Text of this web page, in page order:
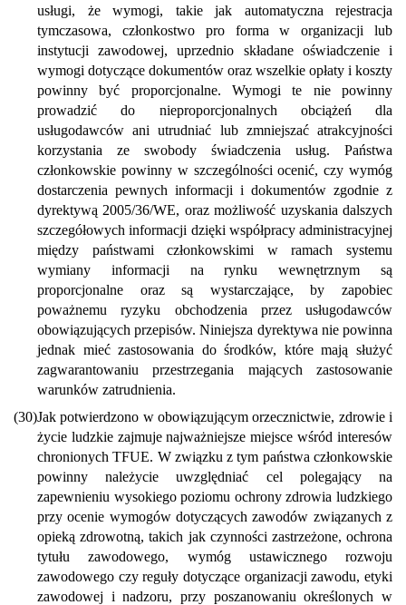
usługi, że wymogi, takie jak automatyczna rejestracja
tymczasowa, członkostwo pro forma w organizacji lub
instytucji zawodowej, uprzednio składane oświadczenie i
wymogi dotyczące dokumentów oraz wszelkie opłaty i koszty
powinny być proporcjonalne. Wymogi te nie powinny
prowadzić do nieproporcjonalnych obciążeń dla
usługodawców ani utrudniać lub zmniejszać atrakcyjności
korzystania ze swobody świadczenia usług. Państwa
członkowskie powinny w szczególności ocenić, czy wymóg
dostarczenia pewnych informacji i dokumentów zgodnie z
dyrektywą 2005/36/WE, oraz możliwość uzyskania dalszych
szczegółowych informacji dzięki współpracy administracyjnej
między państwami członkowskimi w ramach systemu
wymiany informacji na rynku wewnętrznym są
proporcjonalne oraz są wystarczające, by zapobiec
poważnemu ryzyku obchodzenia przez usługodawców
obowiązujących przepisów. Niniejsza dyrektywa nie powinna
jednak mieć zastosowania do środków, które mają służyć
zagwarantowaniu przestrzegania mających zastosowanie
warunków zatrudnienia.
(30)Jak potwierdzono w obowiązującym orzecznictwie, zdrowie i
życie ludzkie zajmuje najważniejsze miejsce wśród interesów
chronionych TFUE. W związku z tym państwa członkowskie
powinny należycie uwzględniać cel polegający na
zapewnieniu wysokiego poziomu ochrony zdrowia ludzkiego
przy ocenie wymogów dotyczących zawodów związanych z
opieką zdrowotną, takich jak czynności zastrzeżone, ochrona
tytułu zawodowego, wymóg ustawicznego rozwoju
zawodowego czy reguły dotyczące organizacji zawodu, etyki
zawodowej i nadzoru, przy poszanowaniu określonych w